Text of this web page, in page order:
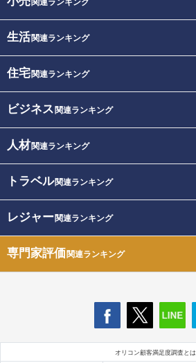
関連ランキング
生活関連ランキング
住宅関連ランキング
ビジネス 関連ランキング
人材関連ランキング
トラベル関連ランキング
レジャー関連ランキング
専門家評価関連ランキング
オリコン顧客満足度調査とは